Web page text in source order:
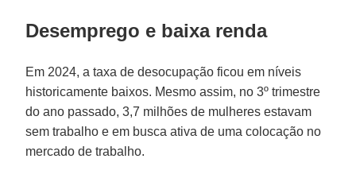
Desemprego e baixa renda
Em 2024, a taxa de desocupação ficou em níveis
historicamente baixos. Mesmo assim, no 3º trimestre
do ano passado, 3,7 milhões de mulheres estavam
sem trabalho e em busca ativa de uma colocação no
mercado de trabalho.